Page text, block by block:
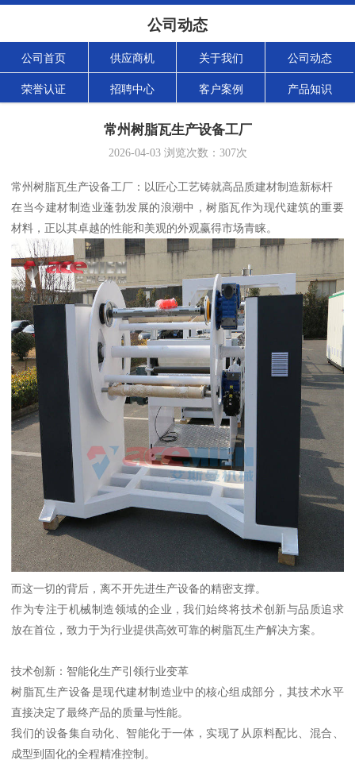
公司动态
公司首页 供应商机 关于我们 公司动态
荣誉认证 招聘中心 客户案例 产品知识
常州树脂瓦生产设备工厂
2026-04-03浏览次数： 307次
常州树脂瓦生产设备工厂：以匠心工艺铸就高品质建材制造新标杆
在当今建材制造业蓬勃发展的浪潮中，树脂瓦作为现代建筑的重要
材料，正以其卓越的性能和美观的外观赢得市场青睐。
而这一切的背后，离不开先进生产设备的精密支撑。
作为专注于机械制造领域的企业，我们始终将技术创新与品质追求
放在首位，致力于为行业提供高效可靠的树脂瓦生产解决方案。
技术创新：智能化生产引领行业变革
树脂瓦生产设备是现代建材制造业中的核心组成部分，其技术水平
直接决定了最终产品的质量与性能。
我们的设备集自动化、智能化于一体，实现了从原料配比、混合、
成型到固化的全程精准控制。